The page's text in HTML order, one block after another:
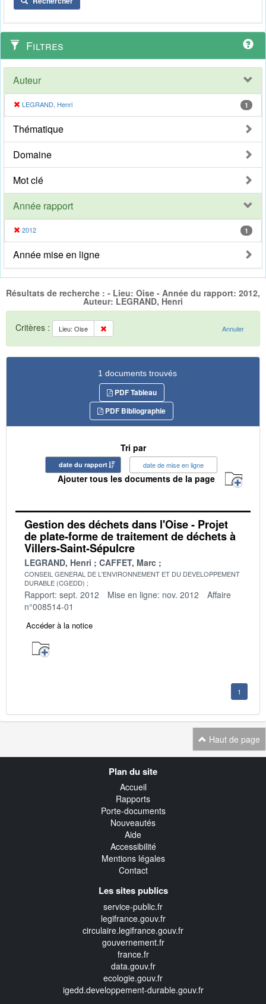
Filtres
Auteur
LEGRAND, Henri 1
Thématique
Domaine
Mot clé
Année rapport
2012 1
Année mise en ligne
Résultats de recherche : - Lieu: Oise - Année du rapport: 2012,
Auteur: LEGRAND, Henri
Critères : Lieu: Oise Annuler
1 documents trouvés
PDF Tableau
PDF Bibliographie
Tri par
date du rapport date de mise en ligne
Ajouter tous les documents de la page
Gestion des déchets dans l'Oise - Projet
de plate-forme de traitement de déchets à
Villers-Saint-Sépulcre
LEGRAND, Henri CAFFET, Marc
CONSEIL GENERAL DE L'ENVIRONNEMENT ET DU DEVELOPPEMENT
DURABLE (CGEDD)
Rapport: sept. 2012 Mise en ligne: nov. 2012
Affaire
n°008514-01
Accéder à la notice
1
Haut de page
Plan du site
Accueil
Rapports
Porte-documents
Nouveautés
Aide
Accessibilité
Mentions légales
Contact
Les sites publics
service-public.fr
legifrance.gouv.fr
circulaire.legifrance.gouv.fr
gouvernement.fr
france.fr
data.gouv.fr
ecologie.gouv.fr
igedd.developpement-durable.gouv.fr